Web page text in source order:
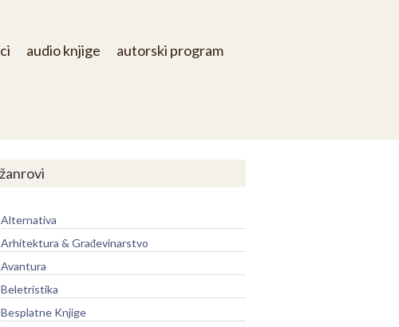
audio knjige autorski program
žanrovi
Alternativa
Arhitektura & Građevinarstvo
Avantura
Beletristika
Besplatne Knjige